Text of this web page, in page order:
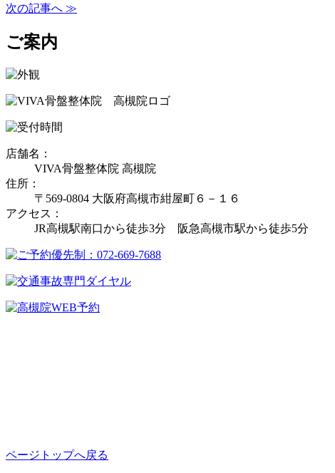
次の記事へ ≫
ご案内
店舗名：
VIVA骨盤整体院 高槻院
住所：
〒569-0804 大阪府高槻市紺屋町６－１６
アクセス：
JR高槻駅南口から徒歩3分 阪急高槻市駅から徒歩5分
ページトップへ戻る